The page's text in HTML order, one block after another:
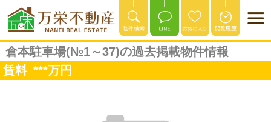
倉本駐車場(№1～37)の過去掲載物件情報
賃料 ***万円